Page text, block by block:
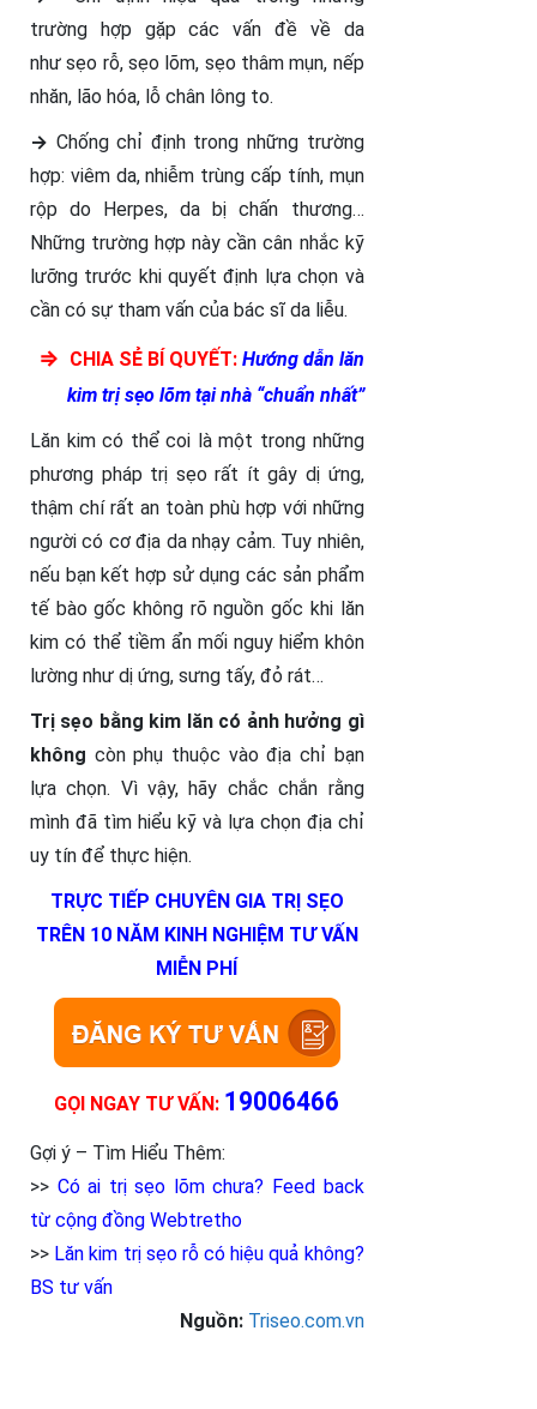
trường hợp gặp các vấn đề về da
như sẹo rỗ, sẹo lõm, sẹo thâm mụn, nếp
nhăn, lão hóa, lỗ chân lông to.
→ Chống chỉ định trong những trường
hợp: viêm da, nhiễm trùng cấp tính, mụn
rộp do Herpes, da bị chấn thương…
Những trường hợp này cần cân nhắc kỹ
lưỡng trước khi quyết định lựa chọn và
cần có sự tham vấn của bác sĩ da liễu.
⇒ CHIA SẺ BÍ QUYẾT: Hướng dẫn lăn
kim trị sẹo lõm tại nhà “chuẩn nhất”
Lăn kim có thể coi là một trong những
phương pháp trị sẹo rất ít gây dị ứng,
thậm chí rất an toàn phù hợp với những
người có cơ địa da nhạy cảm. Tuy nhiên,
nếu bạn kết hợp sử dụng các sản phẩm
tế bào gốc không rõ nguồn gốc khi lăn
kim có thể tiềm ẩn mối nguy hiểm khôn
lường như dị ứng, sưng tấy, đỏ rát…
Trị sẹo bằng kim lăn có ảnh hưởng gì
không còn phụ thuộc vào địa chỉ bạn
lựa chọn. Vì vậy, hãy chắc chắn rằng
mình đã tìm hiểu kỹ và lựa chọn địa chỉ
uy tín để thực hiện.
TRỰC TIẾP CHUYÊN GIA TRỊ SẸO
TRÊN 10 NĂM KINH NGHIỆM TƯ VẤN
MIỄN PHÍ
GỌI NGAY TƯ VẤN: 19006466
Gợi ý – Tìm Hiểu Thêm:
>> Có ai trị sẹo lõm chưa? Feed back
từ cộng đồng Webtretho
>> Lăn kim trị sẹo rỗ có hiệu quả không?
BS tư vấn
Nguồn: Triseo.com.vn